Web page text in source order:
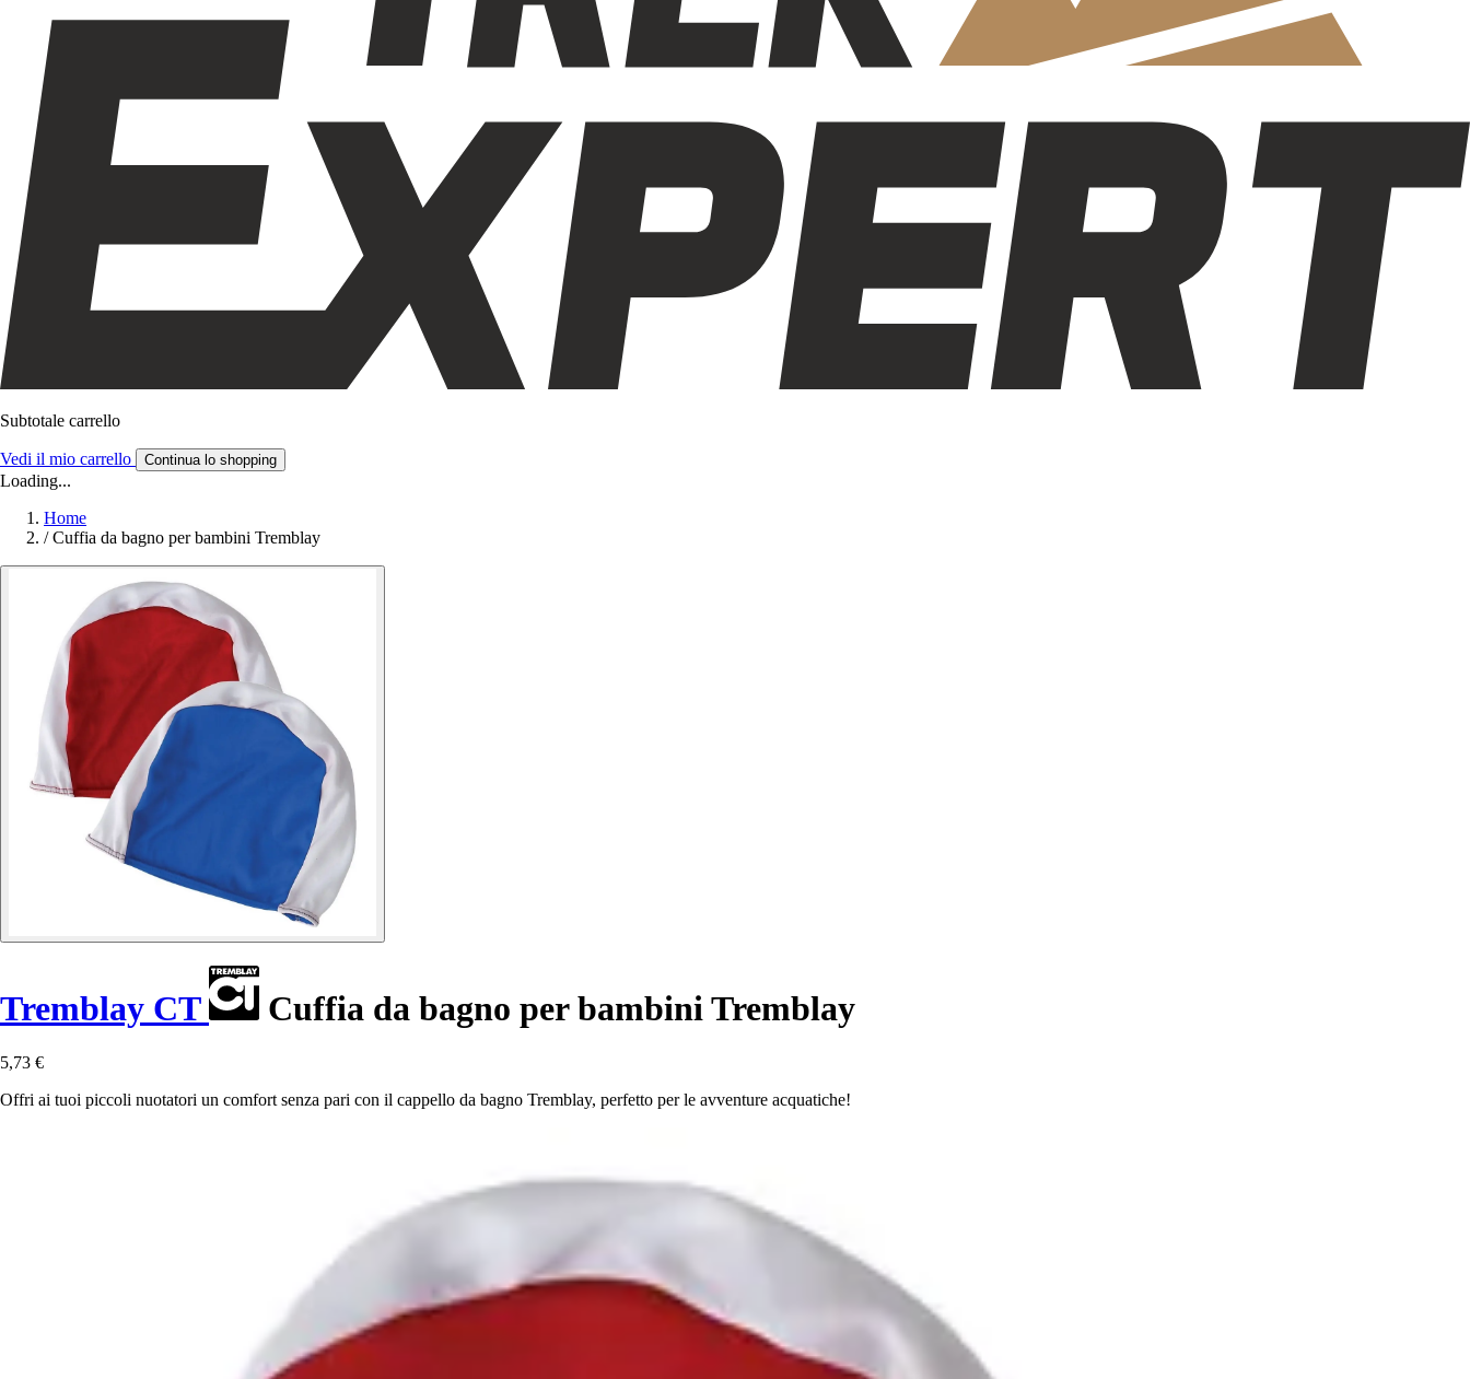
Subtotale carrello
Vedi il mio carrello Continua lo shopping
Loading...
Home
/ Cuffia da bagno per bambini Tremblay
Tremblay CT Cuffia da bagno per bambini Tremblay
5,73 €
Offri ai tuoi piccoli nuotatori un comfort senza pari con il cappello da bagno Tremblay, perfetto per le avventure acquatiche!